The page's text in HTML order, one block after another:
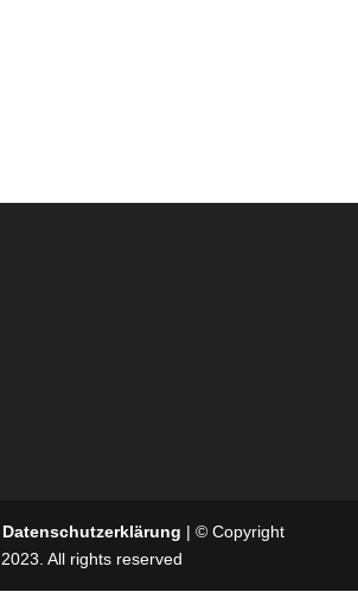
Datenschutzerklärung | © Copyright
2023. All rights reserved